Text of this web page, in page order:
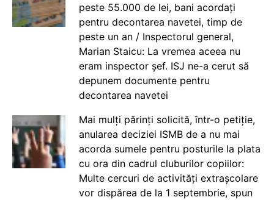
peste 55.000 de lei, bani acordați
pentru decontarea navetei, timp de
peste un an / Inspectorul general,
Marian Staicu: La vremea aceea nu
eram inspector șef. ISJ ne-a cerut să
depunem documente pentru
decontarea navetei
Mai mulți părinți solicită, într-o petiție,
anularea deciziei ISMB de a nu mai
acorda sumele pentru posturile la plata
cu ora din cadrul cluburilor copiilor:
Multe cercuri de activități extrașcolare
vor dispărea de la 1 septembrie, spun